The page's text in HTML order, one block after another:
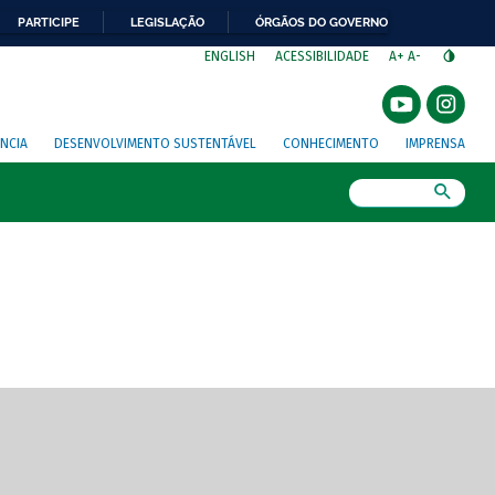
PARTICIPE LEGISLAÇÃO ÓRGÃOS DO GOVERNO
ENGLISH ACESSIBILIDADE A+ A-
DESENVOLVIMENTO SUSTENTÁVEL CONHECIMENTO IMPRENSA
de tela